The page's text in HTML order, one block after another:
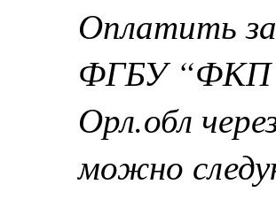
Оплатить
ФГБУ “ФКП
Орл.обл
можно